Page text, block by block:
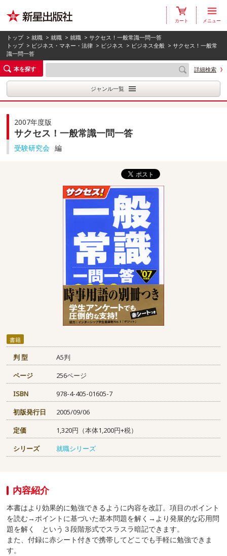
カート メニュー
トップ >就職 >就職 >就職 > サクセス！一般常識一問一答
トップ > ビジネス・マネー・法律 > ビジネス > ビジネス全般 > サクセス！一般常
識一問一答
本を探す
詳細検索
ジャンル一覧
2007年度版
サクセス！一般常識一問一答
受験研究会 編
書籍
判 型
A5判
ページ
256ページ
ISBN
978-4-405-01605-7
初版発行日
2005/09/06
定価
1,320円（本体1,200円+税）
シリーズ
就職シリーズ
内容紹介
本書はより効果的に勉強できるように内容を改訂。項目のポイント
を読む→ポイントに基づいた基本問題を解く→より発展的な応用問
題を解く という３段階形式でスラスラ暗記できます。
また、付録に赤シート付きで携帯してどこでも手軽に勉強できま
す。